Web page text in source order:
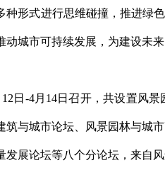
种形式进行思维碰撞，推进绿
动城市可持续发展，为建设未
-4月14日召开，共设置风景
筑与城市论坛、风景园林与城
发展论坛等八个分论坛，来自